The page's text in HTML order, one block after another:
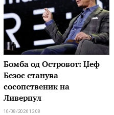
Бомба од Островот: Џеф
Безос станува
сосопственик на
Ливерпул
10/08/2026 13:08